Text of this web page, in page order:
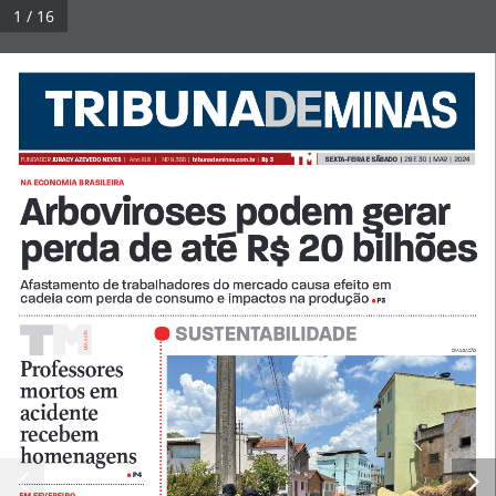
Pular
conteúdo
Tribuna Impressa Menu
© 2026 Tribuna Impressa• Built withGeneratePress
Arboviroses podem gerar
perda de até R$ 20 bilhões
NA ECONOMIA BRASILEIRA
FUNDADOR JURACY AZEVEDO NEVES | Ano XLIII
   |    Nº 9.366  |
tribunademinas.com.br
  |
R$ 3
Afastamento de trabalhadores do mercado causa efeito em
cadeia com perda de consumo e impactos na produção • P3
SEXTA-FEIRA E SÁBADO
  |  29 E 30  |  MAR  |  2
024
DIVULGAÇÃO
D
A A D
A
Professores
mortos em
acidente
recebem
homenagens
• P4
• SUSTENTABILIDADE
1 / 16